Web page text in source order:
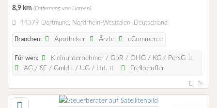
8,9 km (Entfernung von Harpen)
44379 Dortmund, Nordrhein-Westfalen, Deutschland
Branchen: Apotheker Ärzte eCommerce
Für wen:
Kleinunternehmer / GbR / OHG / KG / PersG
AG / SE / GmbH / UG / Ltd.
Freiberufler
36